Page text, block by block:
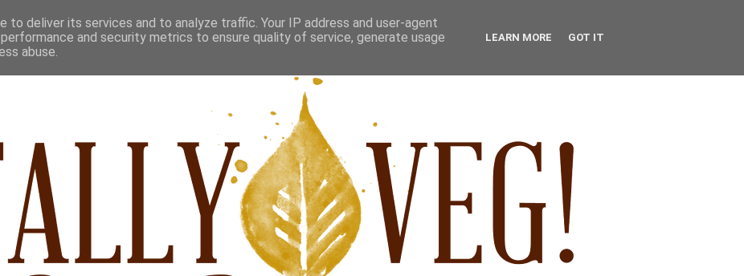
to deliver its services and to analyze traffic. Your IP address and user-agent
and security metrics to ensure quality of service, generate usage
abuse.
LEARN MORE GOT IT